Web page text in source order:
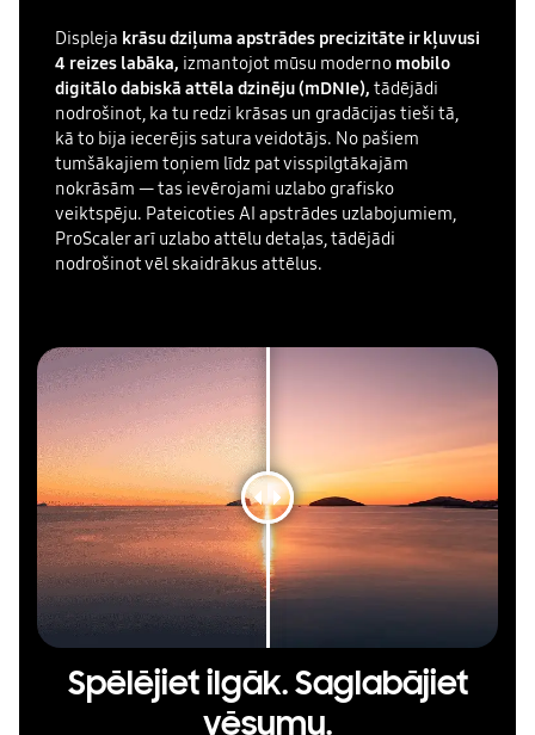
Displeja krāsu dziļuma apstrādes precizitāte ir kļuvusi
4 reizes labāka, izmantojot mūsu modernomobilo
digitālo dabiskā attēla dzinēju (mDNIe),tādējādi
nodrošinot, ka tu redzi krāsas un gradācijas tieši tā,
kā to bija iecerējis satura veidotājs. No pašiem
tumšākajiem toņiem līdz pat visspilgtākajām
nokrāsām — tas ievērojami uzlabo grafisko
veiktspēju. Pateicoties AI apstrādes uzlabojumiem,
ProScaler arī uzlabo attēlu detaļas, tādējādi
nodrošinot vēl skaidrākus attēlus.
Spēlējiet ilgāk. Saglabājiet
vēsumu.